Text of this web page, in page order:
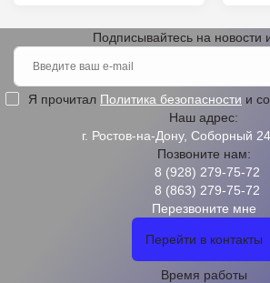
Подписывайтесь на новости
Я прочитал Политика безопасности и
Наш адрес:
г. Ростов-на-Дону, Соборный
Позвоните нам:
8 (928) 279-75-72
8 (863) 279-75-72
Перезвоните мне
Перейти в контакты
Время работы